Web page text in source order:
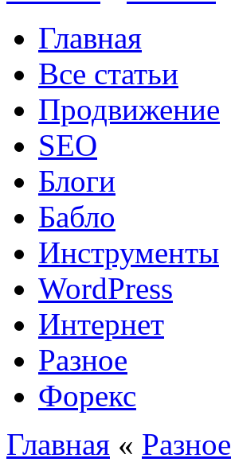
Главная
Все статьи
Продвижение
SEO
Блоги
Бабло
Инструменты
WordPress
Интернет
Разное
Форекс
Главная « Разное